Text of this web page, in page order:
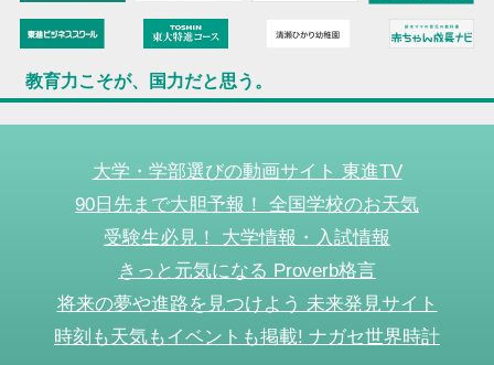
教育力こそが、国力だと思う。
大学・学部選びの動画サイト 東進TV
90日先まで大胆予報！ 全国学校のお天気
受験生必見！ 大学情報・入試情報
きっと元気になる Proverb格言
将来の夢や進路を見つけよう 未来発見サイト
時刻も天気もイベントも掲載! ナガセ世界時計